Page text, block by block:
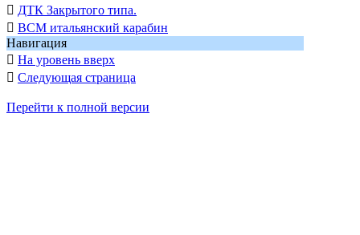
 ДТК Закрытого типа.
 BCM итальянский карабин
Навигация
 На уровень вверх
 Следующая страница
Перейти к полной версии